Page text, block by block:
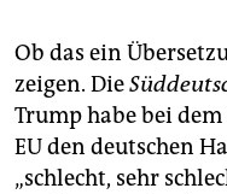
Ob das ein
zeigen. Die
Trump habe bei
EU den deutschen
„schlecht, sehr